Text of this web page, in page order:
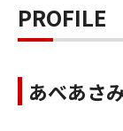
PROFILE
あべあさ